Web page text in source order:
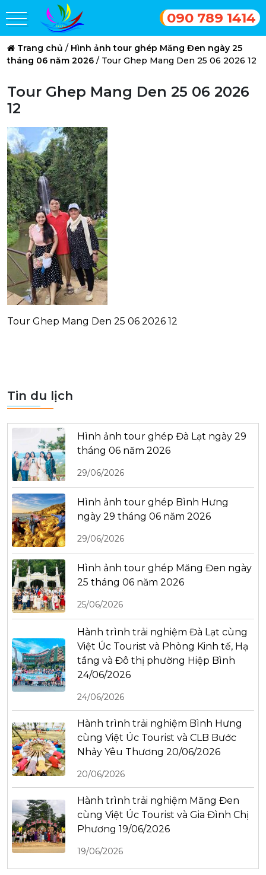
090 789 1414
Trang chủ / Hình ảnh tour ghép Măng Đen ngày 25
tháng 06 năm 2026 / Tour Ghep Mang Den 25 06 2026 12
Tour Ghep Mang Den 25 06 2026
12
Tour Ghep Mang Den 25 06 2026 12
Tin du lịch
Hình ảnh tour ghép Đà Lạt ngày 29
tháng 06 năm 2026
29/06/2026
Hình ảnh tour ghép Bình Hưng
ngày 29 tháng 06 năm 2026
29/06/2026
Hình ảnh tour ghép Măng Đen ngày
25 tháng 06 năm 2026
25/06/2026
Hành trình trải nghiệm Đà Lạt cùng
Việt Úc Tourist và Phòng Kinh tế, Hạ
tầng và Đô thị phường Hiệp Bình
24/06/2026
24/06/2026
Hành trình trải nghiệm Bình Hưng
cùng Việt Úc Tourist và CLB Bước
Nhảy Yêu Thương 20/06/2026
20/06/2026
Hành trình trải nghiệm Măng Đen
cùng Việt Úc Tourist và Gia Đình Chị
Phương 19/06/2026
19/06/2026